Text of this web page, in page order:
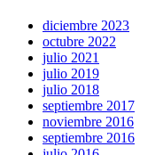
diciembre 2023
octubre 2022
julio 2021
julio 2019
julio 2018
septiembre 2017
noviembre 2016
septiembre 2016